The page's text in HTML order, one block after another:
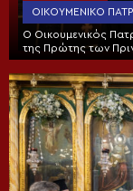
ΟΙΚΟΥΜΕΝΙΚΌ
Ο Οικουμενικός
της Πρώτης των